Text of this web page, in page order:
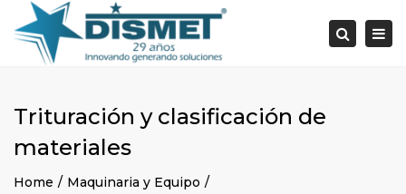
Search
Trituración y clasificación de
materiales
Home
Maquinaria y Equipo